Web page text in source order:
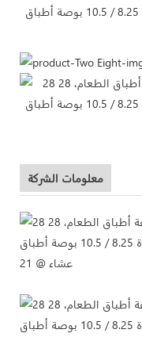
معلومات الشركة